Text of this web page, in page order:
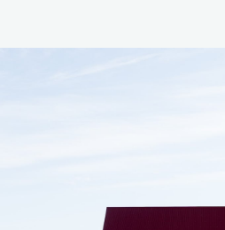
Jónsson til að gera